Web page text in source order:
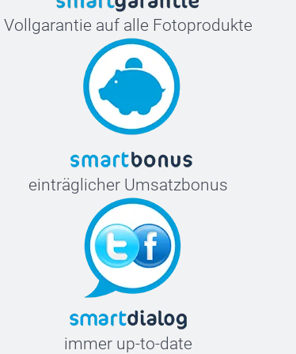
Vollgarantie auf alle Fotoprodukte
einträglicher Umsatzbonus
immer up-to-date